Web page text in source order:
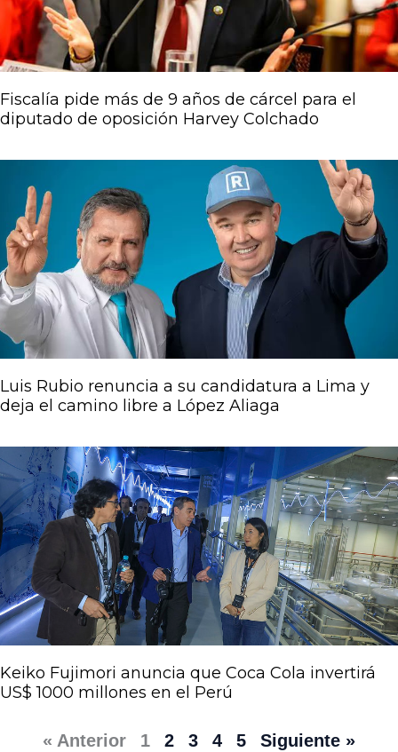
Fiscalía pide más de 9 años de cárcel para el
diputado de oposición Harvey Colchado
Luis Rubio renuncia a su candidatura a Lima y
deja el camino libre a López Aliaga
Keiko Fujimori anuncia que Coca Cola invertirá
US$ 1000 millones en el Perú
« Anterior 1 2 3 4 5 Siguiente »